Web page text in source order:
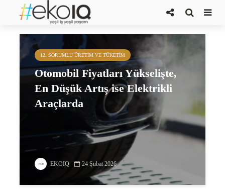
dizel araçlar
12. SORUMLU ÜRETIM VE TÜKETIM
Otomobil Fiyatları Yükselişte,
En Düşük Artış ise Elektrikli
Araçlarda
EKOIQ 24 Şubat 2026